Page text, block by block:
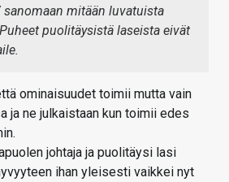
mitään luvatuista
puolitäysistä laseista eivät
ominaisuudet toimii mutta vain
ja ne julkaistaan kun toimii edes
johtaja ja puolitäysi lasi
ihan yleisesti vaikkei nyt